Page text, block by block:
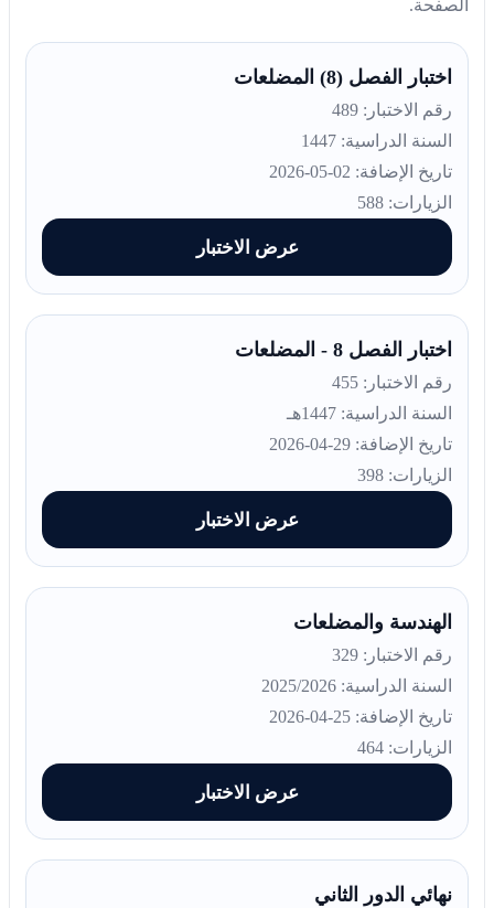
الصفحة.
اختبار الفصل (8) المضلعات
رقم الاختبار: 489
السنة الدراسية: 1447
تاريخ الإضافة: 02-05-2026
الزيارات: 588
عرض الاختبار
اختبار الفصل 8 - المضلعات
رقم الاختبار: 455
السنة الدراسية: 1447هـ
تاريخ الإضافة: 29-04-2026
الزيارات: 398
عرض الاختبار
الهندسة والمضلعات
رقم الاختبار: 329
السنة الدراسية: 2025/2026
تاريخ الإضافة: 25-04-2026
الزيارات: 464
عرض الاختبار
نهائي الدور الثاني